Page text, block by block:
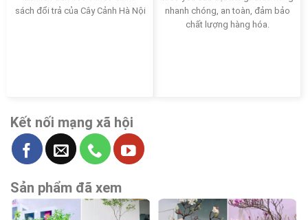
sách đổi trả của Cây Cảnh Hà Nội
nhanh chóng, an toàn, đảm bảo
chất lượng hàng hóa.
Kết nối mạng xã hội
Sản phẩm đã xem